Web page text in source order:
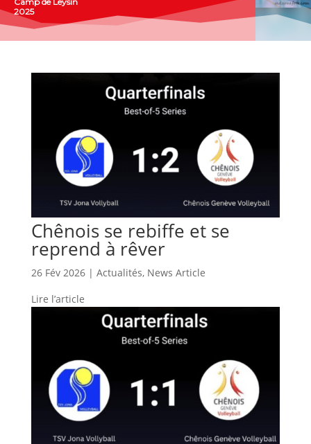
CHAMPION SUISSE 2022
Chênois se rebiffe et se
reprend à rêver
26 Fév 2026| Actualités, News Article
Lire l’article